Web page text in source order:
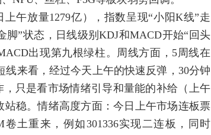
放量1279亿），指数呈现“小阳K线”走
”状态，日线级别KDJ和MACD开始“回头
出现第九根绿柱。周线方面，5周线在
线来看，经过今天上午的快速反弹，30分钟
只是看市场情绪引导和量能的补给（上午
站稳。情绪高度方面：今日上午市场连板票
土重来，例如301336实现二连板，同时